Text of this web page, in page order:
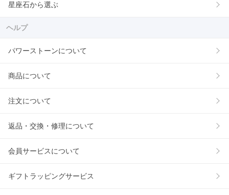
星座石から選ぶ
ヘルプ
パワーストーンについて
商品について
注文について
返品・交換・修理について
会員サービスについて
ギフトラッピングサービス